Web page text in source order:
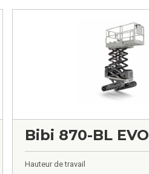
Bibi 870-BL EVO
Hauteur de travail